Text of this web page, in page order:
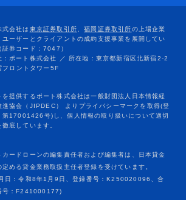
カードローンの編集責任者および編集者は、日本貸金
定める貸金業務取扱主任者登録を受けています。
日：令和8年1月9日、登録番号：K250020096、合
号：F241000177)